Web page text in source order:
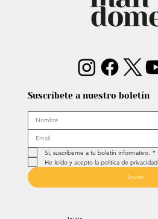
Suscríbete a nuestro boletín
Sí, suscríbeme a tu boletín informativo. *
He leído y acepto la política de privacidad
Enviar